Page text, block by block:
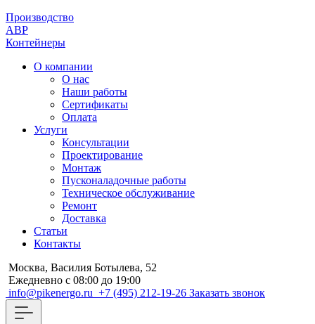
Производство
АВР
Контейнеры
О компании
О нас
Наши работы
Сертификаты
Оплата
Услуги
Консультации
Проектирование
Монтаж
Пусконаладочные работы
Техническое обслуживание
Ремонт
Доставка
Статьи
Контакты
Москва, Василия Ботылева, 52
Ежедневно с 08:00 до 19:00
info@pikenergo.ru +7 (495) 212-19-26 Заказать звонок